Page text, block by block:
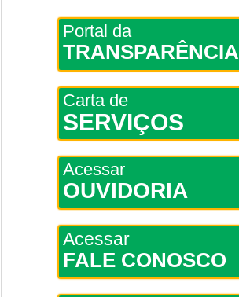
Portal da
TRANSPARÊNCIA
Carta de
SERVIÇOS
Acessar
OUVIDORIA
Acessar
FALE CONOSCO